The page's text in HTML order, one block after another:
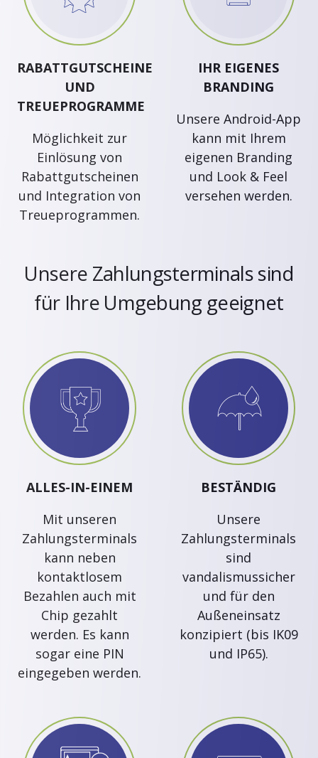
RABATTGUTSCHEINE
UND
TREUEPROGRAMME
Möglichkeit zur
Einlösung von
Rabattgutscheinen
und Integration von
Treueprogrammen.
IHR EIGENES
BRANDING
Unsere Android-App
kann mit Ihrem
eigenen Branding
und Look & Feel
versehen werden.
Unsere Zahlungsterminals sind
für Ihre Umgebung geeignet
ALLES-IN-EINEM
Mit unseren
Zahlungsterminals
kann neben
kontaktlosem
Bezahlen auch mit
Chip gezahlt
werden. Es kann
sogar eine PIN
eingegeben werden.
BESTÄNDIG
Unsere
Zahlungsterminals
sind
vandalismussicher
und für den
Außeneinsatz
konzipiert (bis IK09
und IP65).